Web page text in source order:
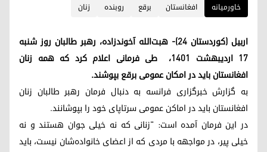
خاورمیانه افغانستان برقع روبنده زنان
اربیل (کوردستان ۲۴)- هبت‌الله آخوندزاده، رهبر طالبان روز شنبه
۱۷ اردیبهشت ۱۴۰۱، طی فرمانی اعلام کرد که همه زنان
افغانستان باید در امکان عمومی برقع بپوشند.
به گزارش خبرگزاری فرانسه به دنبال فرمان رهبر طالبان زنان
افغانستان باید در اماکن عمومی سرتاپای خود را بپوشانند.
در این فرمان آمده است: "زنانی که نه خیلی جوان هستند و نه
خیلی پیر، در مواجهه با مردی که از اعضای خانواده‌شان نیست، باید